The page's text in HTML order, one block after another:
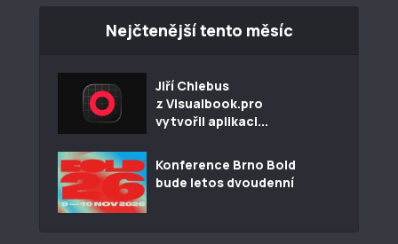
Nejčtenější tento měsíc
Jiří Chlebus
z Visualbook.pro
vytvořil aplikaci...
Konference Brno Bold
bude letos dvoudenní